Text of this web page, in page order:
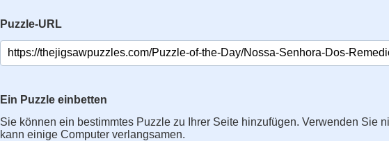
Puzzle-URL
Ein Puzzle einbetten
Sie können ein bestimmtes Puzzle zu Ihrer Seite hinzufügen. Verwenden Sie
kann einige Computer verlangsamen.